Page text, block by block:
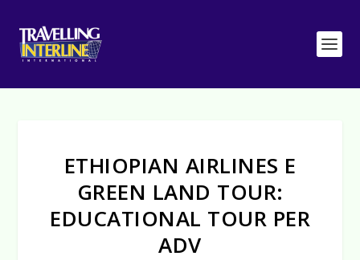
ETHIOPIAN AIRLINES E
GREEN LAND TOUR:
EDUCATIONAL TOUR PER
ADV